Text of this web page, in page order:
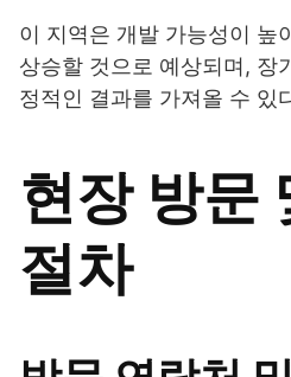
이 지역은 개발 가능성이 높
상승할 것으로 예상되며, 장
정적인 결과를 가져올 수 있
현장 방문
절차